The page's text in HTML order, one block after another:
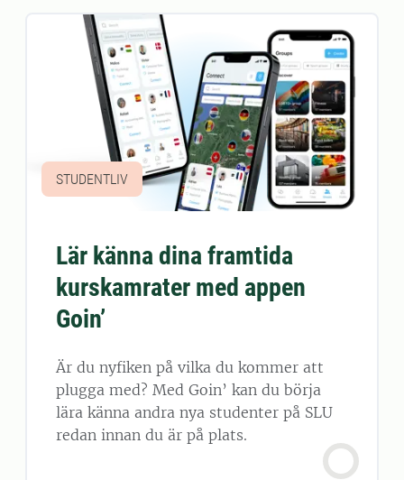
STUDENTLIV
Lär känna dina framtida
kurskamrater med appen
Goin’
Är du nyfiken på vilka du kommer att
plugga med? Med Goin’ kan du börja
lära känna andra nya studenter på SLU
redan innan du är på plats.